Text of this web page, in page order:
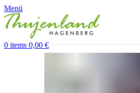
Menü
0items 0,00€